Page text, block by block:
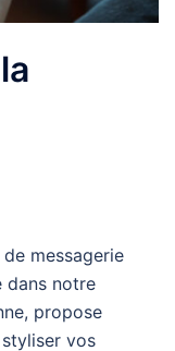
messagerie
dans notre
propose
vos